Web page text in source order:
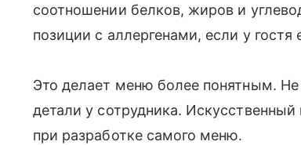
соотношении белков, жиров и
позиции с аллергенами, если у гостя
Это делает меню более понятным.
детали у сотрудника.
при разработке самого меню.